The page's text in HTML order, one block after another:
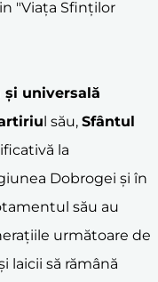
"Viața Sfinților
și universală
l său, Sfântul
la
Dobrogei și în
său au
următoare de
laicii să rămână